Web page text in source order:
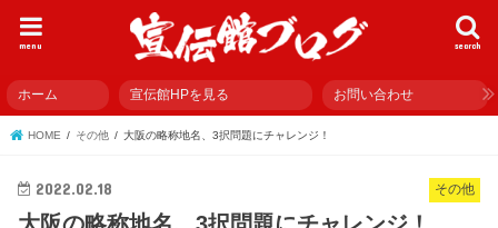
search
menu
ホーム 宣伝館HPを見る お問い合わせ
HOME その他 大阪の略称地名、3択問題にチャレンジ！
その他
2022.02.18